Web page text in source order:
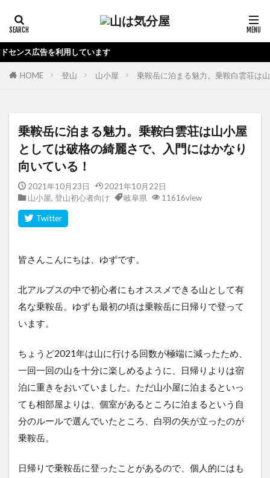
HOME 登山 山小屋 乗鞍岳に泊まる魅力。乗鞍白雲荘は
乗鞍岳に泊まる魅力。乗鞍白雲荘は山小屋
としては破格の綺麗さで、入門にはかなり
向いている！
2021年10月23日
2021年10月22日
山小屋, 登山初心者向け 岐阜県 11616view
皆さんこんにちは、ゆずです。
北アルプスの中で初心者にもオススメできる山として有
名な乗鞍岳。ゆずも最初の頃は乗鞍岳に日帰りで登って
います。
ちょうど2021年は山に行ける回数が極端に減ったため、
一回一回の山を十分に楽しめるように、日帰りよりは宿
泊に重きをおいていました。ただ山小屋に泊まるといっ
ても相部屋よりは、個室があるところに泊まるという自
分のルールで選んでいたところ、白羽の矢が立ったのが
乗鞍岳。
日帰りで乗鞍岳に登ったことがあるので、個人的にはも